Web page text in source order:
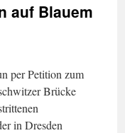
auf Blauem
per Petition zum
Brücke
in Dresden